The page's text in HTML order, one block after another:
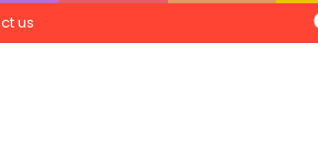
us